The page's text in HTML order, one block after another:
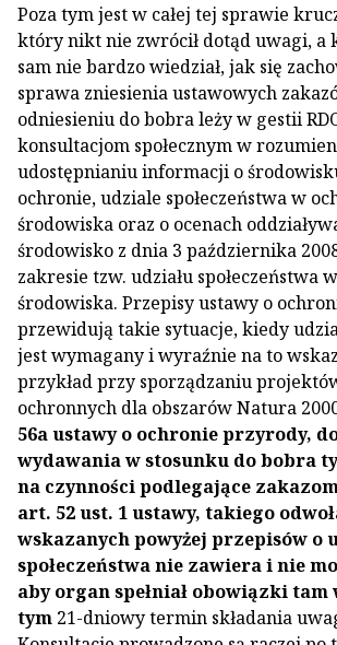
Poza tym jest w całej tej sprawie
który nikt nie zwrócił dotąd uwagi, a
sam nie bardzo wiedział, jak się
sprawa zniesienia ustawowych
odniesieniu do bobra leży w gestii
konsultacjom społecznym w
udostępnianiu informacji o
ochronie, udziale społeczeństwa w
środowiska oraz o ocenach
środowisko z dnia 3 października
zakresie tzw. udziału społeczeństwa
środowiska. Przepisy ustawy o
przewidują takie sytuacje, kiedy
jest wymagany i wyraźnie na to
przykład przy sporządzaniu
ochronnych dla obszarów Natura
56a ustawy o ochronie przyrody,
wydawania w stosunku do bobra
na czynności podlegające
art. 52 ust. 1 ustawy, takiego
wskazanych powyżej przepisów o
społeczeństwa nie zawiera i nie
aby organ spełniał obowiązki tam
tym 21-dniowy termin składania